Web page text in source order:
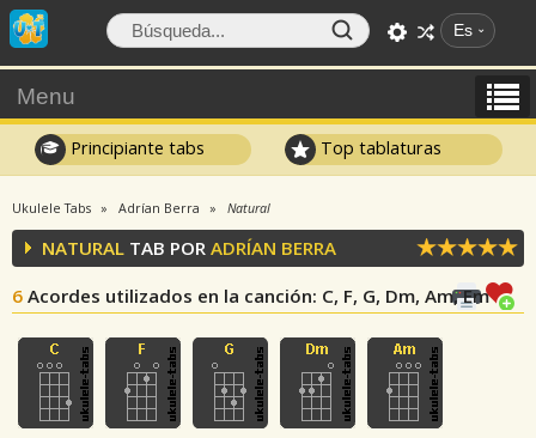
Es
Menu
Principiante tabs Top tablaturas
Ukulele Tabs Adrían Berra Natural
NATURAL TAB POR ADRÍAN BERRA
6 Acordes utilizados en la canción: C, F, G, Dm, Am, Em